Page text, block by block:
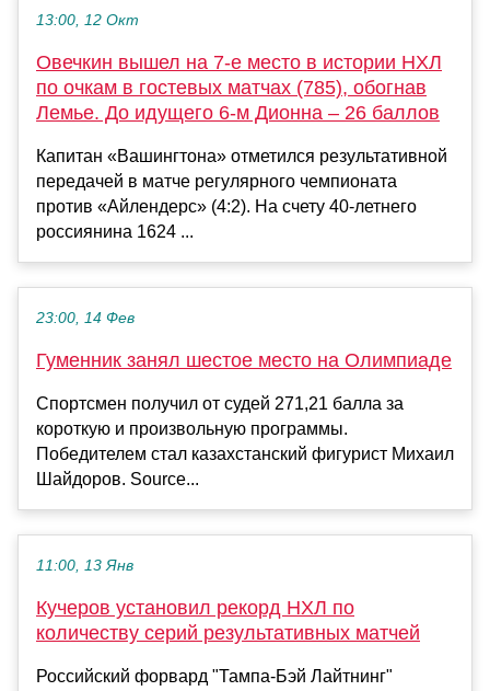
13:00, 12 Окт
Овечкин вышел на 7-е место в истории НХЛ
по очкам в гостевых матчах (785), обогнав
Лемье. До идущего 6-м Дионна – 26 баллов
Капитан «Вашингтона» отметился результативной
передачей в матче регулярного чемпионата
против «Айлендерс» (4:2). На счету 40-летнего
россиянина 1624 ...
23:00, 14 Фев
Гуменник занял шестое место на Олимпиаде
Спортсмен получил от судей 271,21 балла за
короткую и произвольную программы.
Победителем стал казахстанский фигурист Михаил
Шайдоров. Source...
11:00, 13 Янв
Кучеров установил рекорд НХЛ по
количеству серий результативных матчей
Российский форвард "Тампа-Бэй Лайтнинг"